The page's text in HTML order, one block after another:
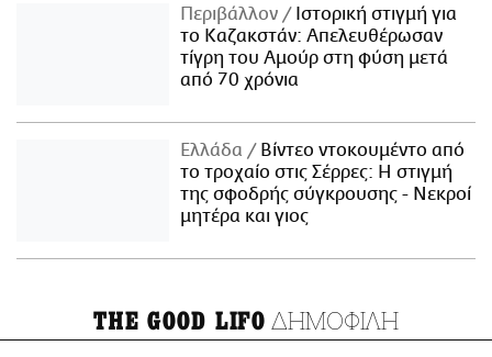
Περιβάλλον
Ιστορική στιγμή για
το Καζακστάν: Απελευθέρωσαν
τίγρη του Αμούρ στη φύση μετά
από 70 χρόνια
Ελλάδα
Βίντεο ντοκουμέντο από
το τροχαίο στις Σέρρες: Η στιγμή
της σφοδρής σύγκρουσης - Νεκροί
μητέρα και γιος
THE GOOD LIFO ΔΗΜΟΦΙΛΗ